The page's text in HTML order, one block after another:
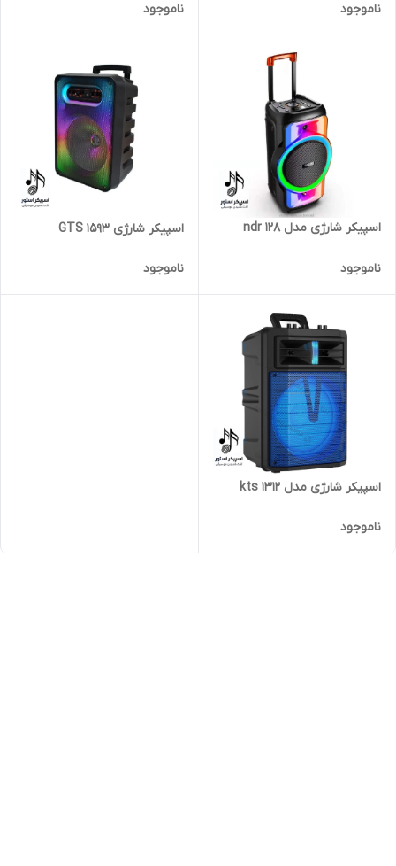
ناموجود ناموجود
اسپیکر شارژی مدل ndr 128
ناموجود
اسپیکر شارژی GTS 1593
ناموجود
اسپیکر شارژی مدل kts 1312
ناموجود